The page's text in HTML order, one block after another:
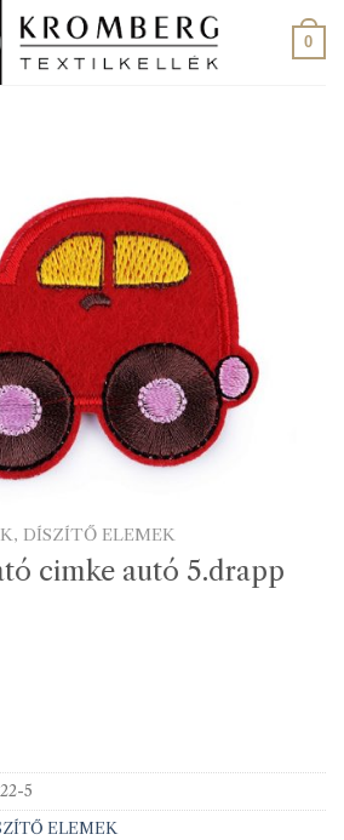
0
DÍSZÍTŐ ELEMEK
cimke autó 5.drapp
5
ELEMEK